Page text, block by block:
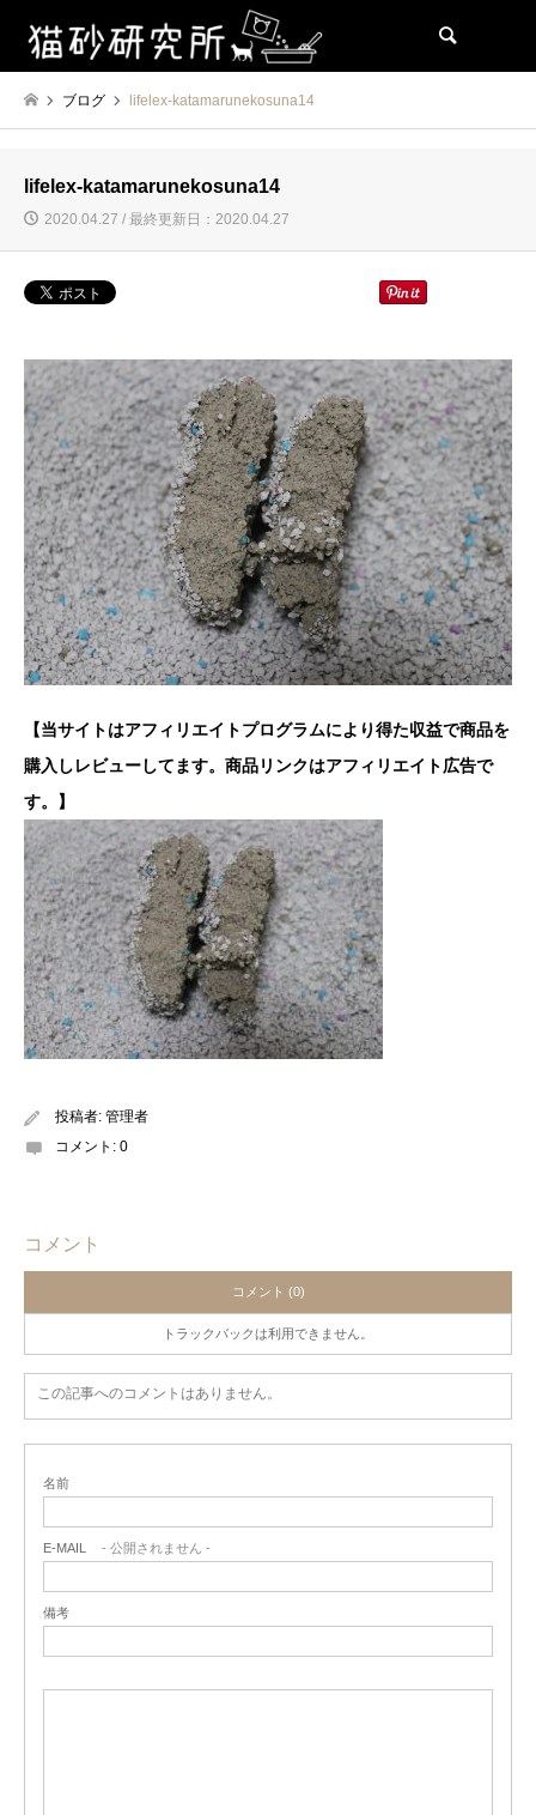
ブログ lifelex-katamarunekosuna14
lifelex-katamarunekosuna14
2020.04.27 / 最終更新日：2020.04.27
【当サイトはアフィリエイトプログラムにより得た収益で商品を
購入しレビューしてます。商品リンクはアフィリエイト広告で
す。】
投稿者: 管理者
コメント: 0
コメント
コメント (0)
トラックバックは利用できません。
この記事へのコメントはありません。
名前
E-MAIL - 公開されません -
備考